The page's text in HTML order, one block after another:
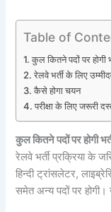
Table of
कुल कितने पदों पर होगी
रेलवे भर्ती के लिए
कैसे होगा चयन
परीक्षा के लिए जरूरी
कुल कितने पदों पर होगी
रेलवे भर्ती प्रक्रिया के
हिन्दी ट्रांसलेटर,
समेत अन्य पदों पर